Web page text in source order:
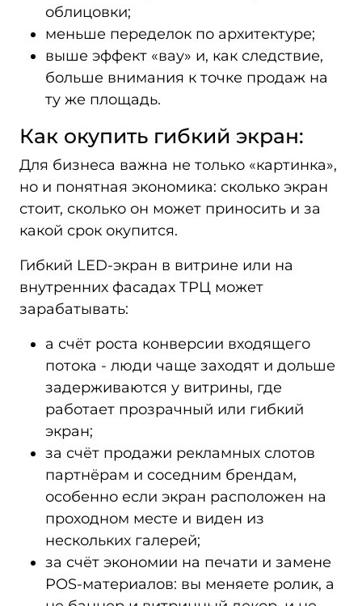
облицовки;
меньше переделок по архитектуре;
выше эффект «вау» и, как следствие,
больше внимания к точке продаж на
ту же площадь.
Как окупить гибкий экран:
Для бизнеса важна не только «картинка»,
но и понятная экономика: сколько экран
стоит, сколько он может приносить и за
какой срок окупится.
Гибкий LED‑экран в витрине или на
внутренних фасадах ТРЦ может
зарабатывать:
а счёт роста конверсии входящего
потока - люди чаще заходят и дольше
задерживаются у витрины, где
работает прозрачный или гибкий
экран;
за счёт продажи рекламных слотов
партнёрам и соседним брендам,
особенно если экран расположен на
проходном месте и виден из
нескольких галерей;
за счёт экономии на печати и замене
POS‑материалов: вы меняете ролик, а